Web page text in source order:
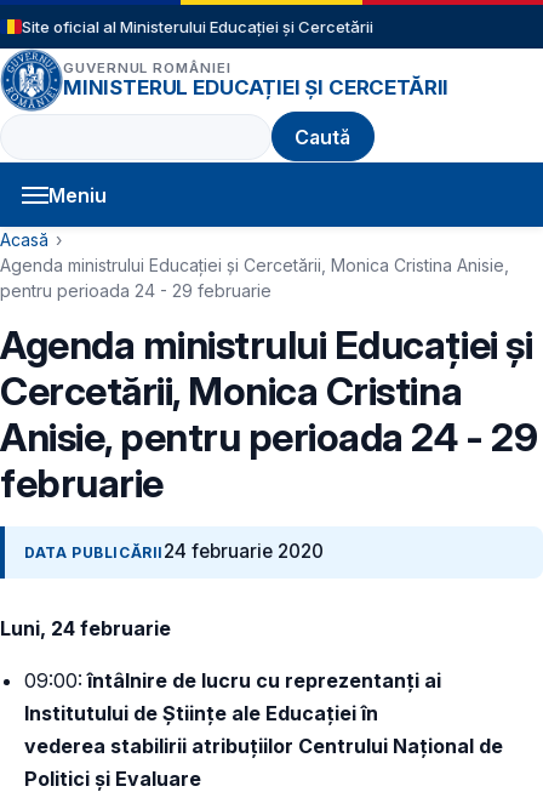
Sari la conținutul principal
Site oficial al Ministerului Educației și Cercetării
GUVERNUL ROMÂNIEI
MINISTERUL EDUCAȚIEI ȘI CERCETĂRII
Caută
Meniu
Navigație principală
Cale de navigare
Acasă
Agenda ministrului Educației și Cercetării, Monica Cristina Anisie,
pentru perioada 24 - 29 februarie
Agenda ministrului Educației și
Cercetării, Monica Cristina
Anisie, pentru perioada 24 - 29
februarie
DATA PUBLICĂRII 24 februarie 2020
Luni, 24 februarie
09:00:întâlnire de lucru cu reprezentanți ai
Institutului de Științe ale Educației în
vederea stabilirii atribuțiilor Centrului Național de
Politici și Evaluare